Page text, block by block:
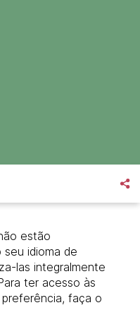
estão
idioma de
las integralmente
ter acesso às
faça o